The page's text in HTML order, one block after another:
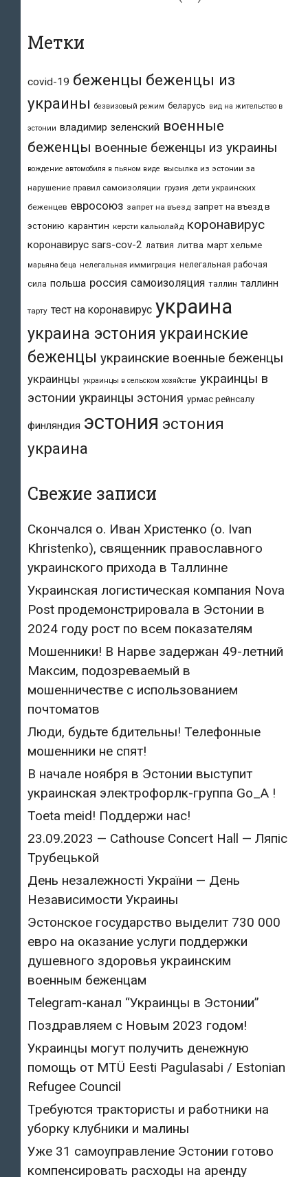
Метки
covid-19 беженцы беженцы из
украины безвизовый режим беларусь вид на жительство в
эстонии владимир зеленский военные
беженцы военные беженцы из украины
вождение автомобиля в пьяном виде высылка из эстонии за
нарушение правил самоизоляции грузия дети украинских
беженцев евросоюз запрет на въезд запрет на въезд в
эстонию карантин керсти кальюлайд коронавирус
коронавирус sars-cov-2 латвия литва март хельме
марьяна беца нелегальная иммиграция нелегальная рабочая
сила польша россия самоизоляция таллин таллинн
тарту тест на коронавирус украина
украина эстония украинские
беженцы украинские военные беженцы
украинцы украинцы в сельском хозяйстве украинцы в
эстонии украинцы эстония урмас рейнсалу
финляндия эстония эстония
украина
Свежие записи
Скончался о. Иван Христенко (о. Ivan
Khristenko), священник православного
украинского прихода в Таллинне
Украинская логистическая компания Nova
Post продемонстрировала в Эстонии в
2024 году рост по всем показателям
Мошенники! В Нарве задержан 49-летний
Максим, подозреваемый в
мошенничестве с использованием
почтоматов
Люди, будьте бдительны! Телефонные
мошенники не спят!
В начале ноября в Эстонии выступит
украинская электрофорлк-группа Go_A !
Toeta meid! Поддержи нас!
23.09.2023 — Cathouse Concert Hall — Ляпіс
Трубецькой
День незалежності України — День
Независимости Украины
Эстонское государство выделит 730 000
евро на оказание услуги поддержки
душевного здоровья украинским
военным беженцам
Telegram-канал “Украинцы в Эстонии”
Поздравляем с Новым 2023 годом!
Украинцы могут получить денежную
помощь от MTÜ Eesti Pagulasabi / Estonian
Refugee Council
Требуются трактористы и работники на
уборку клубники и малины
Уже 31 самоуправление Эстонии готово
компенсировать расходы на аренду